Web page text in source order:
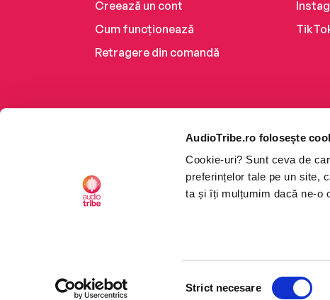
AudioTribe.ro folosește
Cookie-uri? Sunt ceva de
preferințelor tale pe un site,
ta și îți mulțumim dacă ne-o
Strict necesare
Creează un cont
Cum funcționează
Retragere din comandă
©2026 Nemo EPG SRL.